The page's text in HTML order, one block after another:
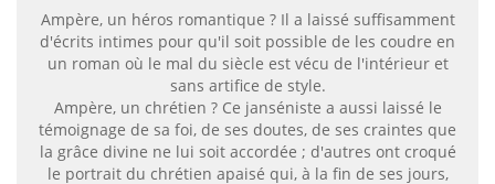
Ampère, un héros romantique ? Il a laissé suffisamment
d'écrits intimes pour qu'il soit possible de les coudre en
un roman où le mal du siècle est vécu de l'intérieur et
sans artifice de style.
Ampère, un chrétien ? Ce janséniste a aussi laissé le
témoignage de sa foi, de ses doutes, de ses craintes que
la grâce divine ne lui soit accordée ; d'autres ont croqué
le portrait du chrétien apaisé qui, à la fin de ses jours,